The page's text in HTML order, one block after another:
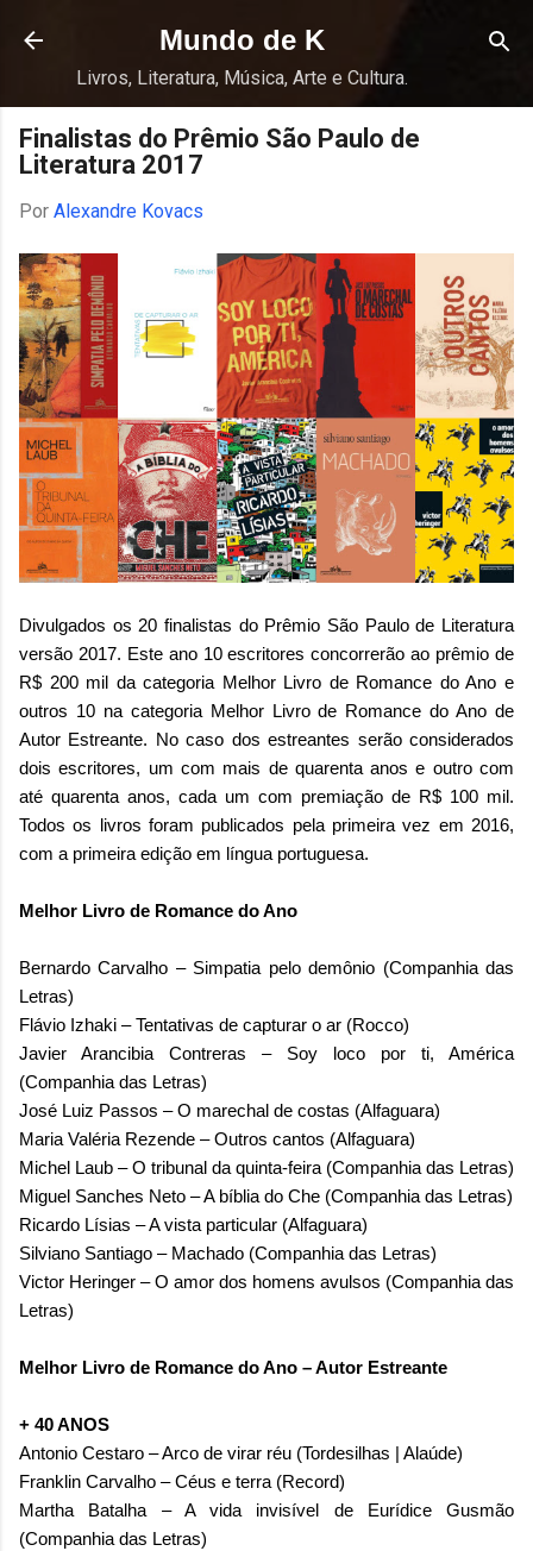
Pular para o conteúdo principal
Mundo de K
Livros, Literatura, Música, Arte e Cultura.
Finalistas do Prêmio São Paulo de
Literatura 2017
Por Alexandre Kovacs
Divulgados os 20 finalistas do Prêmio São Paulo de Literatura
versão 2017. Este ano 10 escritores concorrerão ao prêmio de
R$ 200 mil da categoria Melhor Livro de Romance do Ano e
outros 10 na categoria Melhor Livro de Romance do Ano de
Autor Estreante. No caso dos estreantes serão considerados
dois escritores, um com mais de quarenta anos e outro com
até quarenta anos, cada um com premiação de R$ 100 mil.
Todos os livros foram publicados pela primeira vez em 2016,
com a primeira edição em língua portuguesa.
Melhor Livro de Romance do Ano
Bernardo Carvalho – Simpatia pelo demônio (Companhia das
Letras)
Flávio Izhaki – Tentativas de capturar o ar (Rocco)
Javier Arancibia Contreras – Soy loco por ti, América
(Companhia das Letras)
José Luiz Passos – O marechal de costas (Alfaguara)
Maria Valéria Rezende – Outros cantos (Alfaguara)
Michel Laub – O tribunal da quinta-feira (Companhia das Letras)
Miguel Sanches Neto – A bíblia do Che (Companhia das Letras)
Ricardo Lísias – A vista particular (Alfaguara)
Silviano Santiago – Machado (Companhia das Letras)
Victor Heringer – O amor dos homens avulsos (Companhia das
Letras)
Melhor Livro de Romance do Ano – Autor Estreante
+ 40 ANOS
Antonio Cestaro – Arco de virar réu (Tordesilhas | Alaúde)
Franklin Carvalho – Céus e terra (Record)
Martha Batalha – A vida invisível de Eurídice Gusmão
(Companhia das Letras)